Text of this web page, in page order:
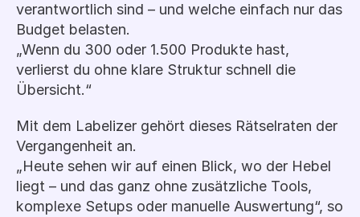
verantwortlich sind – und welche einfach nur das
Budget belasten.
„Wenn du 300 oder 1.500 Produkte hast,
verlierst du ohne klare Struktur schnell die
Übersicht.“
Mit dem Labelizer gehört dieses Rätselraten der
Vergangenheit an.
„Heute sehen wir auf einen Blick, wo der Hebel
liegt – und das ganz ohne zusätzliche Tools,
komplexe Setups oder manuelle Auswertung“, so